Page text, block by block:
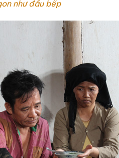
như đầu bếp